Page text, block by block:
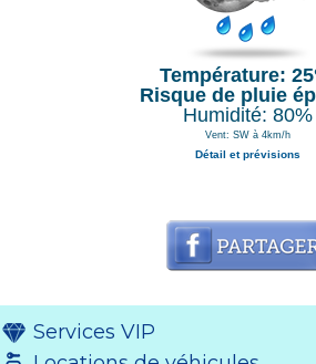
Température:
Risque de pluie
Humidité: 80%
Vent: SW à 4km/h
Détail et prévisions
Services VIP